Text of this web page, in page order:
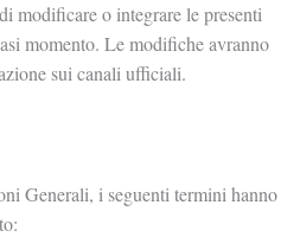
modificare o integrare le presenti
momento. Le modifiche avranno
sui canali ufficiali.
Generali, i seguenti termini hanno